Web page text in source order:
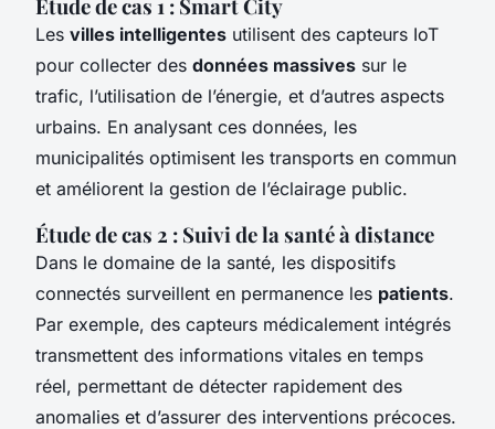
Étude de cas 1 : Smart City
Les villes intelligentes utilisent des capteurs IoT
pour collecter des données massives sur le
trafic, l’utilisation de l’énergie, et d’autres aspects
urbains. En analysant ces données, les
municipalités optimisent les transports en commun
et améliorent la gestion de l’éclairage public.
Étude de cas 2 : Suivi de la santé à distance
Dans le domaine de la santé, les dispositifs
connectés surveillent en permanence les patients.
Par exemple, des capteurs médicalement intégrés
transmettent des informations vitales en temps
réel, permettant de détecter rapidement des
anomalies et d’assurer des interventions précoces.